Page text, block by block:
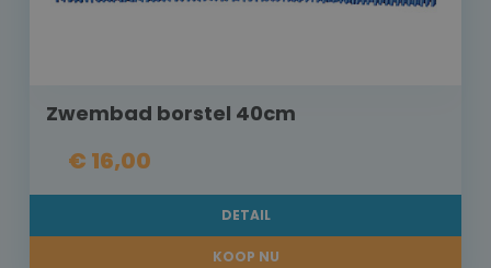
Zwembad borstel 40cm
€ 16,00
DETAIL
KOOP NU